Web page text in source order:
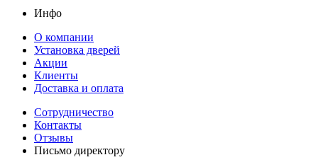
Инфо
О компании
Установка дверей
Акции
Клиенты
Доставка и оплата
Сотрудничество
Контакты
Отзывы
Письмо директору